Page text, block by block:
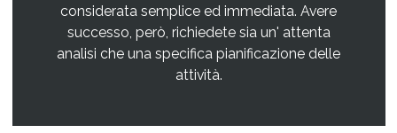
considerata semplice ed immediata. Avere
successo, però, richiedete sia un' attenta
analisi che una specifica pianificazione delle
attività.